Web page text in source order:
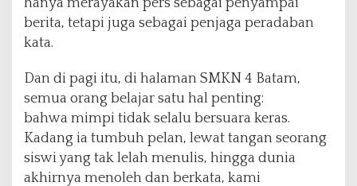
hanya merayakan pers sebagai penyampai
berita, tetapi juga sebagai penjaga peradaban
kata.
Dan di pagi itu, di halaman SMKN 4 Batam,
semua orang belajar satu hal penting:
bahwa mimpi tidak selalu bersuara keras.
Kadang ia tumbuh pelan, lewat tangan seorang
siswi yang tak lelah menulis, hingga dunia
akhirnya menoleh dan berkata, kami